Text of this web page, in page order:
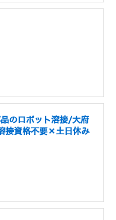
のロボット溶接/大府
接資格不要×土日休み